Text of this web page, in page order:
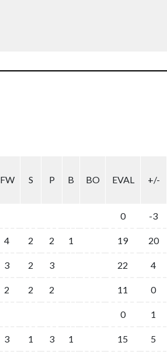
FW S P B BO EVAL
+/-
0 -3
4 2 2 1 19 20
3 2 3 22 4
2 2 2 11 0
0 1
3 1 3 1 15 5